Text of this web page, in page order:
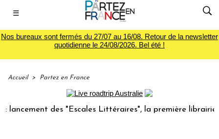
☰
Nos bureaux sont fermés du 27/07 au 16/08. Retour de la newsletter
quotidienne le 24/08/2026. Bel été !
Accueil > Partez en France
des "Escales Littéraires", la première librairie du